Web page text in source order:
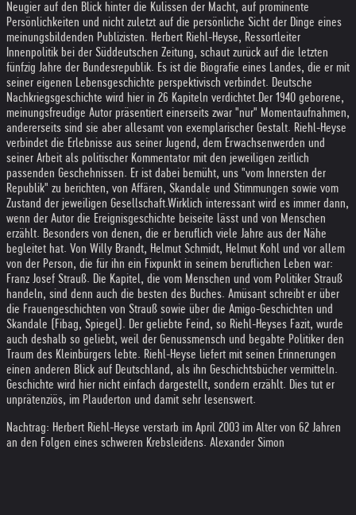
Neugier auf den Blick hinter die Kulissen der Macht, auf prominente
Persönlichkeiten und nicht zuletzt auf die persönliche Sicht der Dinge eines
meinungsbildenden Publizisten. Herbert Riehl-Heyse, Ressortleiter
Innenpolitik bei der Süddeutschen Zeitung, schaut zurück auf die letzten
fünfzig Jahre der Bundesrepublik. Es ist die Biografie eines Landes, die er mit
seiner eigenen Lebensgeschichte perspektivisch verbindet. Deutsche
Nachkriegsgeschichte wird hier in 26 Kapiteln verdichtet. Der 1940 geborene,
meinungsfreudige Autor präsentiert einerseits zwar "nur" Momentaufnahmen,
andererseits sind sie aber allesamt von exemplarischer Gestalt. Riehl-Heyse
verbindet die Erlebnisse aus seiner Jugend, dem Erwachsenwerden und
seiner Arbeit als politischer Kommentator mit den jeweiligen zeitlich
passenden Geschehnissen. Er ist dabei bemüht, uns "vom Innersten der
Republik" zu berichten, von Affären, Skandale und Stimmungen sowie vom
Zustand der jeweiligen Gesellschaft.Wirklich interessant wird es immer dann,
wenn der Autor die Ereignisgeschichte beiseite lässt und von Menschen
erzählt. Besonders von denen, die er beruflich viele Jahre aus der Nähe
begleitet hat. Von Willy Brandt, Helmut Schmidt, Helmut Kohl und vor allem
von der Person, die für ihn ein Fixpunkt in seinem beruflichen Leben war:
Franz Josef Strauß. Die Kapitel, die vom Menschen und vom Politiker Strauß
handeln, sind denn auch die besten des Buches. Amüsant schreibt er über
die Frauengeschichten von Strauß sowie über die Amigo-Geschichten und
Skandale (Fibag, Spiegel). Der geliebte Feind, so Riehl-Heyses Fazit, wurde
auch deshalb so geliebt, weil der Genussmensch und begabte Politiker den
Traum des Kleinbürgers lebte. Riehl-Heyse liefert mit seinen Erinnerungen
einen anderen Blick auf Deutschland, als ihn Geschichtsbücher vermitteln.
Geschichte wird hier nicht einfach dargestellt, sondern erzählt. Dies tut er
unprätenziös, im Plauderton und damit sehr lesenswert.
Nachtrag: Herbert Riehl-Heyse verstarb im April 2003 im Alter von 62 Jahren
an den Folgen eines schweren Krebsleidens. Alexander Simon